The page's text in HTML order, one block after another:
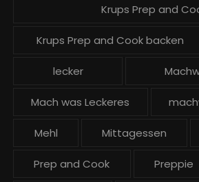
Krups Prep and
Krups Prep and Cook backen
lecker
Mach was Leckeres
Mehl Mittagessen
Prep and Cook Preppie